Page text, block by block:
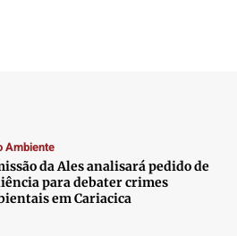
Ambiente
da Ales analisará pedido de
para debater crimes
em Cariacica